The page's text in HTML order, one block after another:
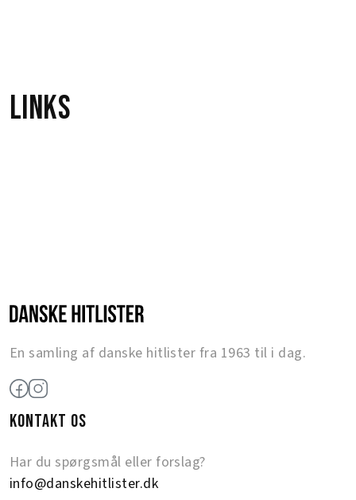
Links
En samling af danske hitlister fra 1963 til i dag.
KONTAKT OS
Har du spørgsmål eller forslag?
info@danskehitlister.dk